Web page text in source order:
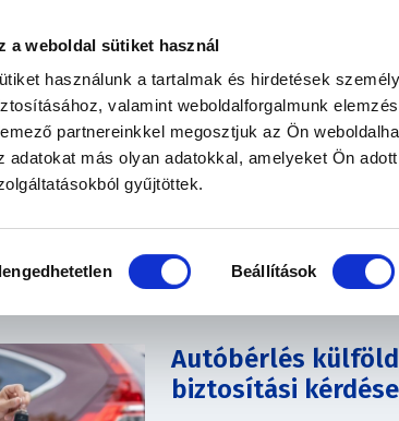
a weboldal sütiket használ
használunk a tartalmak és hirdetések
valamint weboldalforgalmunk
partnereinkkel megosztjuk az Ön
adatokat más olyan adatokkal, amelyeket Ön
gyűjtöttek.
Beállítások
Autóbérlés
biztosítási